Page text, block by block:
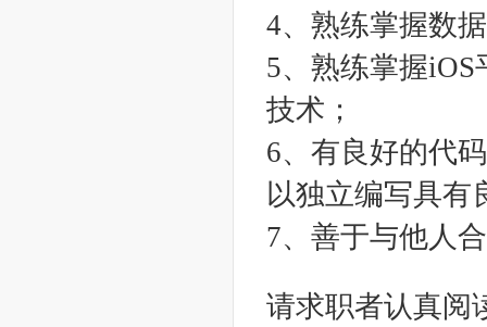
4、熟练掌握数
5、熟练掌握
技术；
6、有良好的代
以独立编写具有
7、善于与他人
请求职者认真阅